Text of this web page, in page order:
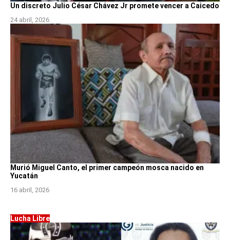
Un discreto Julio César Chávez Jr promete vencer a Caicedo
24 abril, 2026
Murió Miguel Canto, el primer campeón mosca nacido en
Yucatán
16 abril, 2026
Lucha Libre